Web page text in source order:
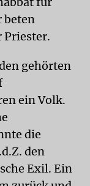
beten
Priester.
gehörten
ein Volk.
die
den
Exil. Ein